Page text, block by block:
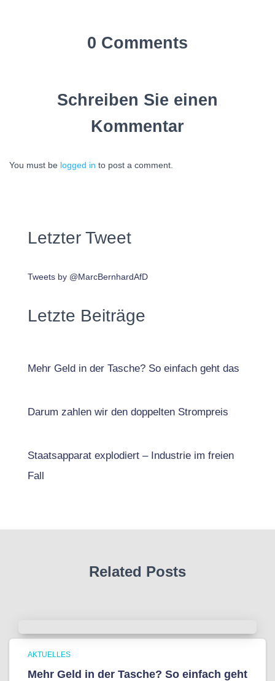
0 Comments
Schreiben Sie einen
Kommentar
You must be logged in to post a comment.
Letzter Tweet
Tweets by @MarcBernhardAfD
Letzte Beiträge
Mehr Geld in der Tasche? So einfach geht das
Darum zahlen wir den doppelten Strompreis
Staatsapparat explodiert – Industrie im freien
Fall
Related Posts
AKTUELLES
Mehr Geld in der Tasche? So einfach geht